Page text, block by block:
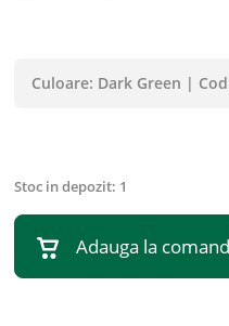
Culoare: Dark Green |
Stoc in depozit: 1
Adauga la